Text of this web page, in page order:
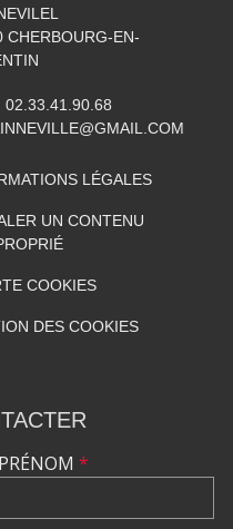
CHERBOURG-EN-
02.33.41.90.68
LÉGALES
UN CONTENU
COOKIES
DES COOKIES
PRÉNOM *